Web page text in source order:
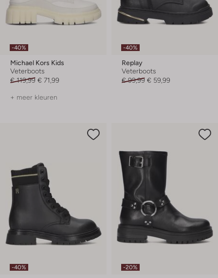
-40%
Michael Kors Kids
Veterboots
€ 119,99 € 71,99
+ meer kleuren
-40%
Replay
Veterboots
€ 99,99 € 59,99
-40% -20%